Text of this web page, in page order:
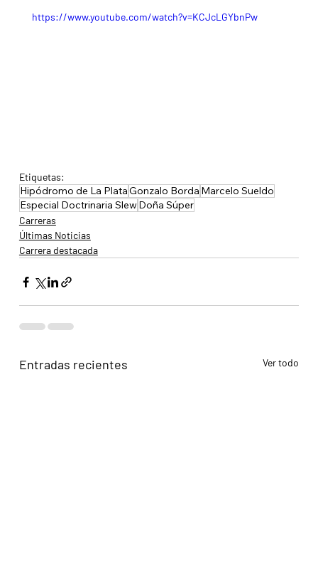
https://www.youtube.com/watch?v=KCJcLGYbnPw
Etiquetas:
Hipódromo de La PlataGonzalo Borda Marcelo Sueldo
Especial Doctrinaria Slew Doña Súper
Carreras
Últimas Noticias
Carrera destacada
Entradas recientes Ver todo